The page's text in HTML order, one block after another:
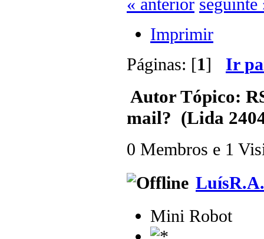
« anterior seguinte
Imprimir
Páginas: [1] Ir
AutorTópico:
mail? (Lida
0 Membros e 1
LuísR.A.
Mini Robot